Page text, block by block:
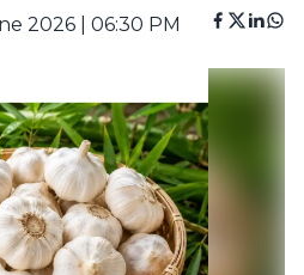
2026 | 06:30 PM